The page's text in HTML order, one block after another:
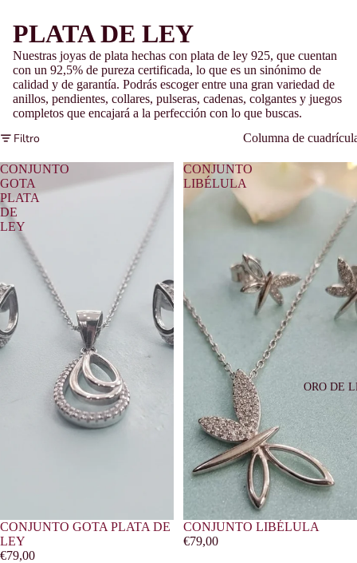
ORO DE
PLATA DE LEY
Nuestras joyas de plata hechas con plata de ley 925, que cuentan
con un 92,5% de pureza certificada, lo que es un sinónimo de
calidad y de garantía. Podrás escoger entre una gran variedad de
anillos, pendientes, collares, pulseras, cadenas, colgantes y juegos
completos que encajará a la perfección con lo que buscas.
Filtro Columna de
CONJUNTO
GOTA
PLATA
DE
LEY
CONJUNTO GOTA PLATA DE
LEY
€79,00
CONJUNTO
LIBÉLULA
CONJUNTO LIBÉLULA
€79,00